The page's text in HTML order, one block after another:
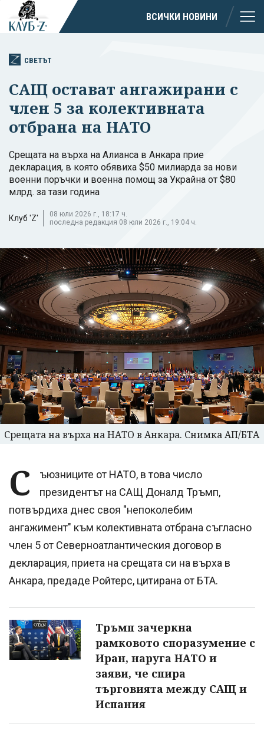
ВСИЧКИ НОВИНИ
СВЕТЪТ
САЩ остават ангажирани с
член 5 за колективната
отбрана на НАТО
Срещата на върха на Алианса в Анкара прие
декларация, в която обявиха $50 милиарда за нови
военни поръчки и военна помощ за Украйна от $80
млрд. за тази година
Клуб 'Z'
08 юли 2026 г., 18:17 ч.
последна редакция 08 юли 2026 г., 19:04 ч.
Срещата на върха на НАТО в Анкара. Снимка АП/БТА
С
ъюзниците от НАТО, в това число
президентът на САЩ Доналд Тръмп,
потвърдиха днес своя "непоколебим
ангажимент" към колективната отбрана съгласно
член 5 от Северноатлантическия договор в
декларация, приета на срещата си на върха в
Анкара, предаде Ройтерс, цитирана от БТА.
Тръмп зачеркна
рамковото споразумение с
Иран, наруга НАТО и
заяви, че спира
търговията между САЩ и
Испания